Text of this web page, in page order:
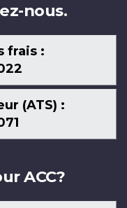
nous.
frais :
(ATS) :
ACC?